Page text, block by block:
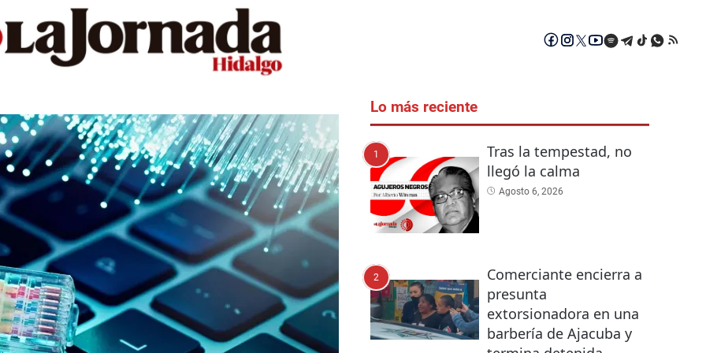
Lo más reciente
1
Tras la tempestad, no
llegó la calma
Agosto 6, 2026
2
Comerciante encierra a
presunta
extorsionadora en una
barbería de Ajacuba y